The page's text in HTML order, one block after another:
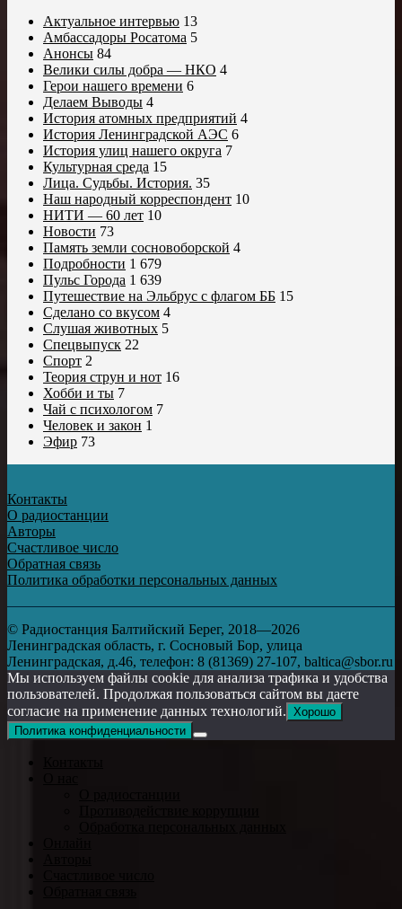
Актуальное интервью 13
Амбассадоры Росатома 5
Анонсы 84
Велики силы добра — НКО 4
Герои нашего времени 6
Делаем Выводы 4
История атомных предприятий 4
История Ленинградской АЭС 6
История улиц нашего округа 7
Культурная среда 15
Лица. Судьбы. История. 35
Наш народный корреспондент 10
НИТИ — 60 лет 10
Новости 73
Память земли сосновоборской 4
Подробности 1 679
Пульс Города 1 639
Путешествие на Эльбрус с флагом ББ 15
Сделано со вкусом 4
Слушая животных 5
Спецвыпуск 22
Спорт 2
Теория струн и нот 16
Хобби и ты 7
Чай с психологом 7
Человек и закон 1
Эфир 73
Контакты
О радиостанции
Авторы
Счастливое число
Обратная связь
Политика обработки персональных данных
© Радиостанция Балтийский Берег, 2018—2026
Ленинградская область, г. Сосновый Бор, улица
Ленинградская, д.46, телефон: 8 (81369) 27-107, baltica@sbor.ru
Мы используем файлы cookie для анализа трафика и удобства
пользователей. Продолжая пользоваться сайтом вы даете
согласие на применение данных технологий. Хорошо
Политика конфиденциальности